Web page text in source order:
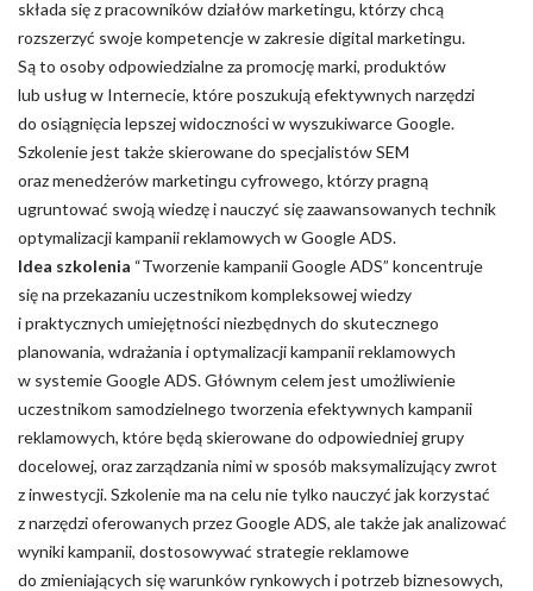
składa się z pracowników działów marketingu, którzy chcą
rozszerzyć swoje kompetencje w zakresie digital marketingu.
Są to osoby odpowiedzialne za promocję marki, produktów
lub usług w Internecie, które poszukują efektywnych narzędzi
do osiągnięcia lepszej widoczności w wyszukiwarce Google.
Szkolenie jest także skierowane do specjalistów SEM
oraz menedżerów marketingu cyfrowego, którzy pragną
ugruntować swoją wiedzę i nauczyć się zaawansowanych technik
optymalizacji kampanii reklamowych w Google ADS.
Idea szkolenia “Tworzenie kampanii Google ADS” koncentruje
się na przekazaniu uczestnikom kompleksowej wiedzy
i praktycznych umiejętności niezbędnych do skutecznego
planowania, wdrażania i optymalizacji kampanii reklamowych
w systemie Google ADS. Głównym celem jest umożliwienie
uczestnikom samodzielnego tworzenia efektywnych kampanii
reklamowych, które będą skierowane do odpowiedniej grupy
docelowej, oraz zarządzania nimi w sposób maksymalizujący zwrot
z inwestycji. Szkolenie ma na celu nie tylko nauczyć jak korzystać
z narzędzi oferowanych przez Google ADS, ale także jak analizować
wyniki kampanii, dostosowywać strategie reklamowe
do zmieniających się warunków rynkowych i potrzeb biznesowych,